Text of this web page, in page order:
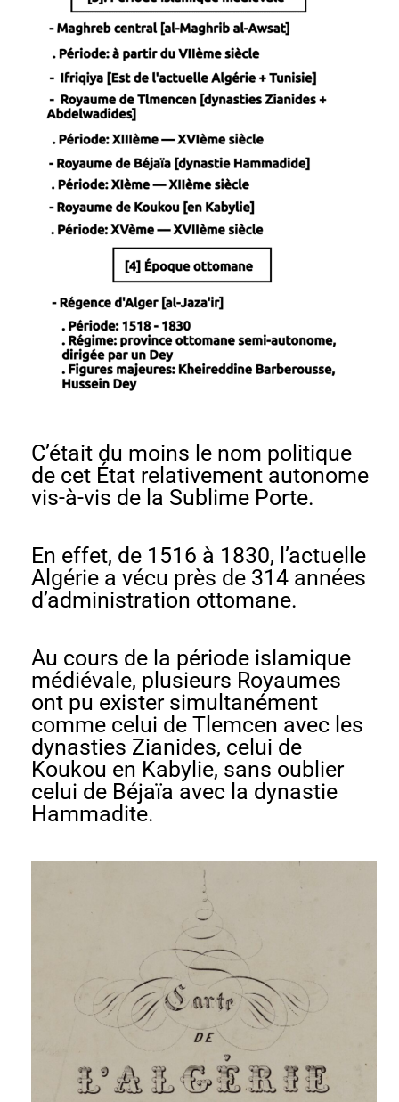
C’était du moins le nom politique
de cet État relativement autonome
vis-à-vis de la Sublime Porte.
En effet, de 1516 à 1830, l’actuelle
Algérie a vécu près de 314 années
d’administration ottomane.
Au cours de la période islamique
médiévale, plusieurs Royaumes
ont pu exister simultanément
comme celui de Tlemcen avec les
dynasties Zianides, celui de
Koukou en Kabylie, sans oublier
celui de Béjaïa avec la dynastie
Hammadite.